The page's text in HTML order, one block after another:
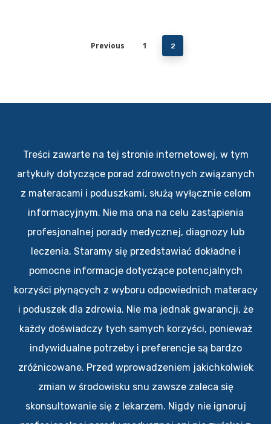
Previous 1 2
Treści zawarte na tej stronie internetowej, w tym
artykuły dotyczące porad zdrowotnych związanych
z materacami i poduszkami, służą wyłącznie celom
informacyjnym. Nie ma ona na celu zastąpienia
profesjonalnej porady medycznej, diagnozy lub
leczenia. Staramy się przedstawiać dokładne i
pomocne informacje dotyczące potencjalnych
korzyści płynących z wyboru odpowiednich materacy
i poduszek dla zdrowia. Nie ma jednak gwarancji, że
każdy doświadczy tych samych korzyści, ponieważ
indywidualne potrzeby i preferencje są bardzo
zróżnicowane. Przed wprowadzeniem jakichkolwiek
zmian w środowisku snu zawsze zaleca się
skonsultowanie się z lekarzem. Nigdy nie ignoruj